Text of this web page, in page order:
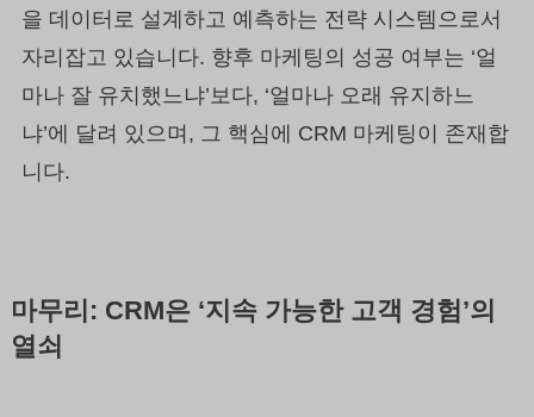
을 데이터로 설계하고 예측하는 전략 시스템으로서
자리잡고 있습니다. 향후 마케팅의 성공 여부는 ‘얼
마나 잘 유치했느냐’보다, ‘얼마나 오래 유지하느
냐’에 달려 있으며, 그 핵심에 CRM 마케팅이 존재합
니다.
마무리: CRM은 ‘지속 가능한 고객 경험’의
열쇠